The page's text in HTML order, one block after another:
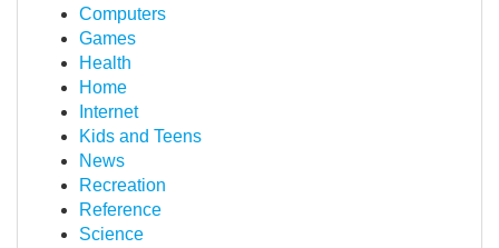
Computers
Games
Health
Home
Internet
Kids and Teens
News
Recreation
Reference
Science